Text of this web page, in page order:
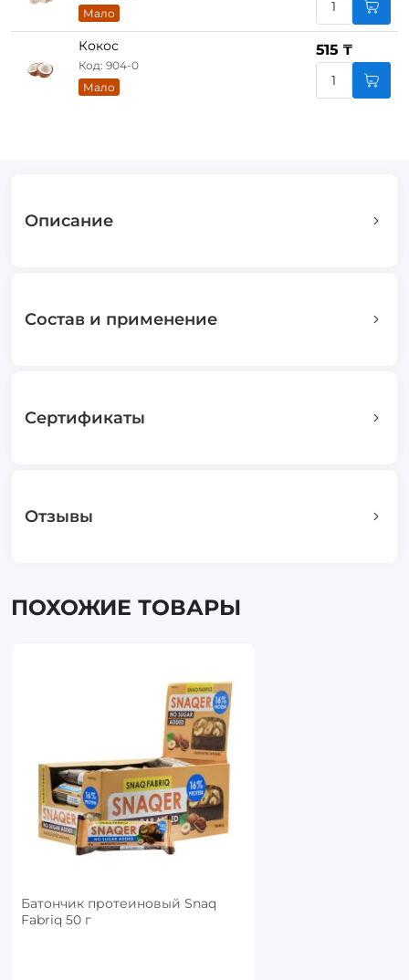
Мало
Кокос
Код: 904-0
Мало
515 ₸
Описание
Состав и применение
Сертификаты
Отзывы
ПОХОЖИЕ ТОВАРЫ
Батончик протеиновый Snaq
Fabriq 50 г